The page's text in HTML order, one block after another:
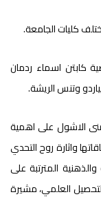
كابتن اسماء ردمان
وتنس الريشة.
الاشول على اهمية
واثارة روح التحدي
المترتبة على
العلمي، مشيرة